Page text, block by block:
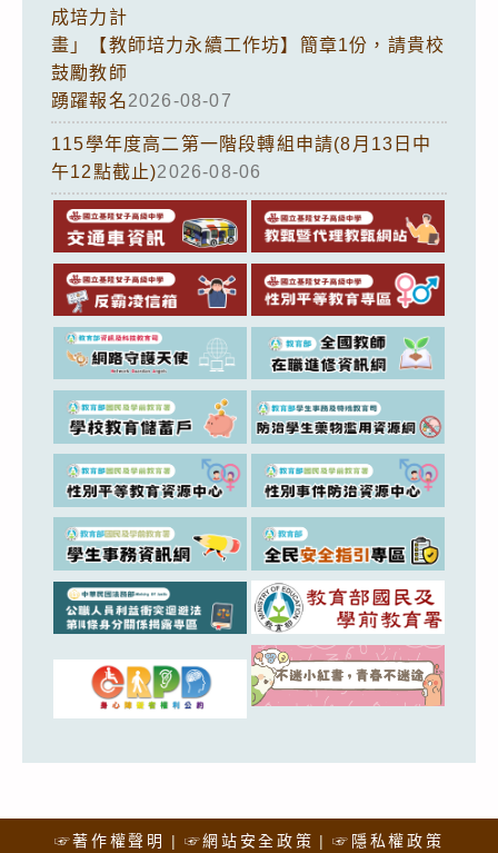
成培力計
畫」【教師培力永續工作坊】簡章1份，請貴校
鼓勵教師
踴躍報名2026-08-07
115學年度高二第一階段轉組申請(8月13日中
午12點截止)2026-08-06
☞著作權聲明 ☞網站安全政策 ☞隱私權政策